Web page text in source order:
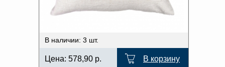
В наличии: 3 шт.
Цена: 578,90 р. В корзину